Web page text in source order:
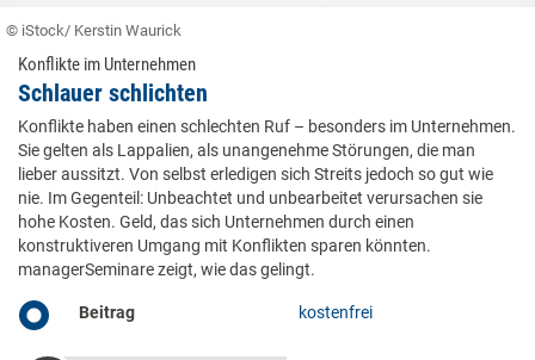
© iStock/ Kerstin Waurick
Konflikte im Unternehmen
Schlauer schlichten
Konflikte haben einen schlechten Ruf – besonders im Unternehmen.
Sie gelten als Lappalien, als unangenehme Störungen, die man
lieber aussitzt. Von selbst erledigen sich Streits jedoch so gut wie
nie. Im Gegenteil: Unbeachtet und unbearbeitet verursachen sie
hohe Kosten. Geld, das sich Unternehmen durch einen
konstruktiveren Umgang mit Konflikten sparen könnten.
managerSeminare zeigt, wie das gelingt.
Beitrag kostenfrei